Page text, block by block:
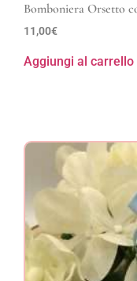
Bomboniera Orsetto
11,00€
Aggiungi al carrello